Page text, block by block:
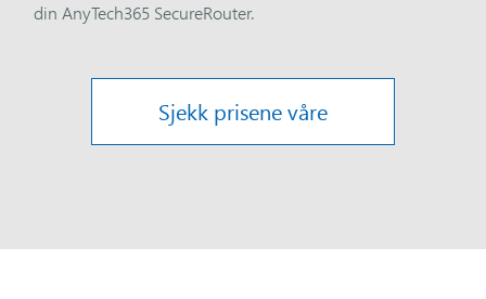
din AnyTech365 SecureRouter.
Sjekk prisene våre